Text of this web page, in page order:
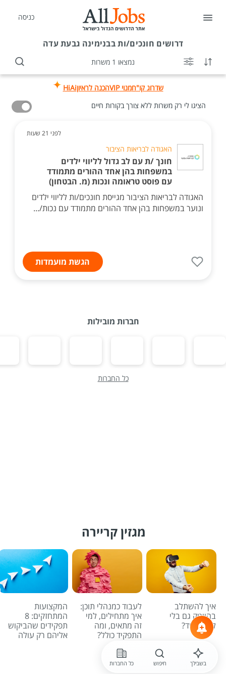
כניסה
דרושים חונכים/ות בבנימינה גבעת עדה
נמצאו 1 משרות
שדרוג קו"חמנוי VIP הכנה לראיוןHiAi
הציגו לי רק משרות ללא צורך בקורות חיים
לפני 21 שעות
האגודה לבריאות הציבור
חונך /ת עם לב גדול לליווי ילדים
במשפחות בהן אחד ההורים מתמודד
עם פוסט טראומה ונכות (מ. הבטחון)
האגודה לבריאות הציבור מגייסת חונכים/ות לליווי ילדים
ונוער במשפחות בהן אחד ההורים מתמודד עם נכות/...
הגשת מועמדות
חברות מובילות
כל החברות
מגזין קריירה
איך להשתלב
בהייטק גם בלי
לדעת קוד?
לעבוד כמנהלי תוכן:
איך מתחילים, למי
זה מתאים, ומה
התפקיד כולל?
המקצועות
המתחזקים: 8
תפקידים שהביקוש
אליהם רק עולה
לכל הכתבות
בשבילך חיפוש כל החברות